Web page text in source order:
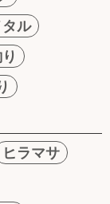
ル
ヒラマサ